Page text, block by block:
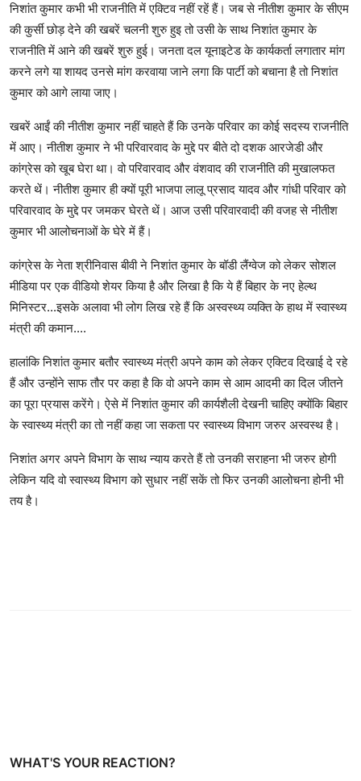
निशांत कुमार कभी भी राजनीति में एक्टिव नहीं रहें हैं। जब से नीतीश कुमार के सीएम
की कुर्सी छोड़ देने की खबरें चलनी शुरु हुइ तो उसी के साथ निशांत कुमार के
राजनीति में आने की खबरें शुरु हुई। जनता दल यूनाइटेड के कार्यकर्ता लगातार मांग
करने लगे या शायद उनसे मांग करवाया जाने लगा कि पार्टी को बचाना है तो निशांत
कुमार को आगे लाया जाए।
खबरें आईं की नीतीश कुमार नहीं चाहते हैं कि उनके परिवार का कोई सदस्य राजनीति
में आए। नीतीश कुमार ने भी परिवारवाद के मुद्दे पर बीते दो दशक आरजेडी और
कांग्रेस को खूब घेरा था। वो परिवारवाद और वंशवाद की राजनीति की मुखालफत
करते थें। नीतीश कुमार ही क्यों पूरी भाजपा लालू प्रसाद यादव और गांधी परिवार को
परिवारवाद के मुद्दे पर जमकर घेरते थें। आज उसी परिवारवादी की वजह से नीतीश
कुमार भी आलोचनाओं के घेरे में हैं।
कांग्रेस के नेता श्रीनिवास बीवी ने निशांत कुमार के बॉडी लैंग्वेज को लेकर सोशल
मीडिया पर एक वीडियो शेयर किया है और लिखा है कि ये हैं बिहार के नए हेल्थ
मिनिस्टर...इसके अलावा भी लोग लिख रहे हैं कि अस्वस्थ्य व्यक्ति के हाथ में स्वास्थ्य
मंत्री की कमान....
हालांकि निशांत कुमार बतौर स्वास्थ्य मंत्री अपने काम को लेकर एक्टिव दिखाई दे रहे
हैं और उन्होंने साफ तौर पर कहा है कि वो अपने काम से आम आदमी का दिल जीतने
का पूरा प्रयास करेंगे। ऐसे में निशांत कुमार की कार्यशैली देखनी चाहिए क्योंकि बिहार
के स्वास्थ्य मंत्री का तो नहीं कहा जा सकता पर स्वास्थ्य विभाग जरुर अस्वस्थ है।
निशांत अगर अपने विभाग के साथ न्याय करते हैं तो उनकी सराहना भी जरुर होगी
लेकिन यदि वो स्वास्थ्य विभाग को सुधार नहीं सकें तो फिर उनकी आलोचना होनी भी
तय है।
WHAT'S YOUR REACTION?